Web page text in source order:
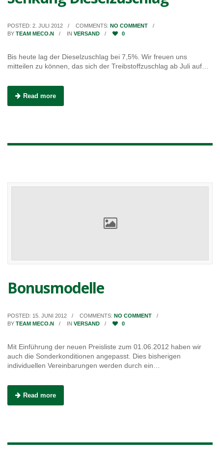
POSTED: 2. JULI 2012 COMMENTS: NO COMMENT
BY TEAM MECO.N IN VERSAND 0
Bis heute lag der Dieselzuschlag bei 7,5%. Wir freuen uns
mitteilen zu können, das sich der Treibstoffzuschlag ab Juli auf…
Read more
Bonusmodelle
POSTED: 15. JUNI 2012 COMMENTS: NO COMMENT
BY TEAM MECO.N IN VERSAND 0
Mit Einführung der neuen Preisliste zum 01.06.2012 haben wir
auch die Sonderkonditionen angepasst. Dies bisherigen
individuellen Vereinbarungen werden durch ein…
Read more